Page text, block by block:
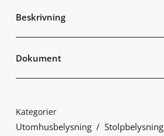
Beskrivning
Dokument
Kategorier
Utomhusbelysning Stolpbelysning